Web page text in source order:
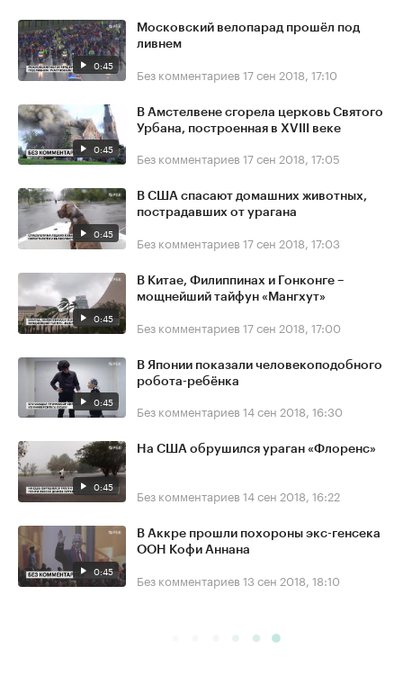
0:45
Московский велопарад прошёл под
ливнем
Без комментариев 17 сен 2018, 17:10
0:45
В Амстелвене сгорела церковь Святого
Урбана, построенная в XVIII веке
Без комментариев 17 сен 2018, 17:05
0:45
В США спасают домашних животных,
пострадавших от урагана
Без комментариев 17 сен 2018, 17:03
0:45
В Китае, Филиппинах и Гонконге –
мощнейший тайфун «Мангхут»
Без комментариев 17 сен 2018, 17:00
0:45
В Японии показали человекоподобного
робота-ребёнка
Без комментариев 14 сен 2018, 16:30
0:45
На США обрушился ураган «Флоренс»
Без комментариев 14 сен 2018, 16:22
0:45
В Аккре прошли похороны экс-генсека
ООН Кофи Аннана
Без комментариев 13 сен 2018, 18:10